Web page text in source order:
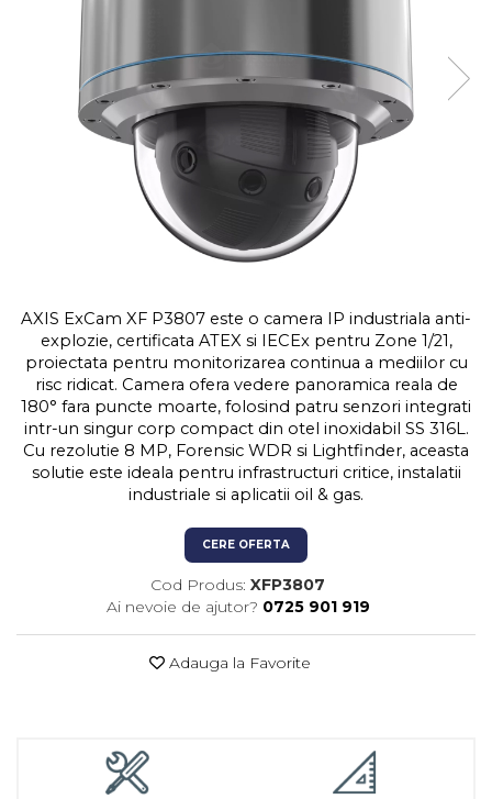
Kit-uri Feronerie Telescopice
Bariere Auto / Sisteme
Parcare
Kit-uri Bariere Auto
Bariere Automate
Brate Bariere Auto
Terminale Parcare
Accesorii Bariere Auto
Motoare Usi Garaj
Kit-uri Usi Garaj
Sine de Ghidaj
Accesorii
Fotocelule
Accesorii Diverse
Lampi Semnalizare
Electromagneti
Hard Disk-uri
NVR - Network Video Recorder
AXIS ExCam XF P3807 este o camera IP industriala anti-
explozie, certificata ATEX si IECEx pentru Zone 1/21,
proiectata pentru monitorizarea continua a mediilor cu
risc ridicat. Camera ofera vedere panoramica reala de
180° fara puncte moarte, folosind patru senzori integrati
intr-un singur corp compact din otel inoxidabil SS 316L.
Cu rezolutie 8 MP, Forensic WDR si Lightfinder, aceasta
solutie este ideala pentru infrastructuri critice, instalatii
industriale si aplicatii oil & gas.
CERE OFERTA
Cod Produs: XFP3807
Ai nevoie de ajutor? 0725 901 919
Adauga la Favorite